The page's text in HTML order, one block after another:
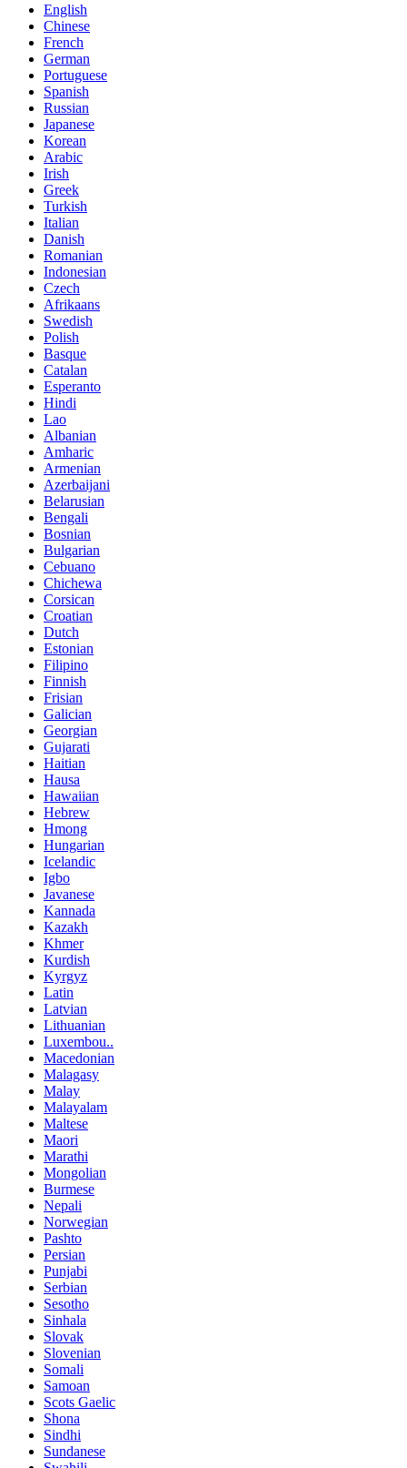
English
Chinese
French
German
Portuguese
Spanish
Russian
Japanese
Korean
Arabic
Irish
Greek
Turkish
Italian
Danish
Romanian
Indonesian
Czech
Afrikaans
Swedish
Polish
Basque
Catalan
Esperanto
Hindi
Lao
Albanian
Amharic
Armenian
Azerbaijani
Belarusian
Bengali
Bosnian
Bulgarian
Cebuano
Chichewa
Corsican
Croatian
Dutch
Estonian
Filipino
Finnish
Frisian
Galician
Georgian
Gujarati
Haitian
Hausa
Hawaiian
Hebrew
Hmong
Hungarian
Icelandic
Igbo
Javanese
Kannada
Kazakh
Khmer
Kurdish
Kyrgyz
Latin
Latvian
Lithuanian
Luxembou..
Macedonian
Malagasy
Malay
Malayalam
Maltese
Maori
Marathi
Mongolian
Burmese
Nepali
Norwegian
Pashto
Persian
Punjabi
Serbian
Sesotho
Sinhala
Slovak
Slovenian
Somali
Samoan
Scots Gaelic
Shona
Sindhi
Sundanese